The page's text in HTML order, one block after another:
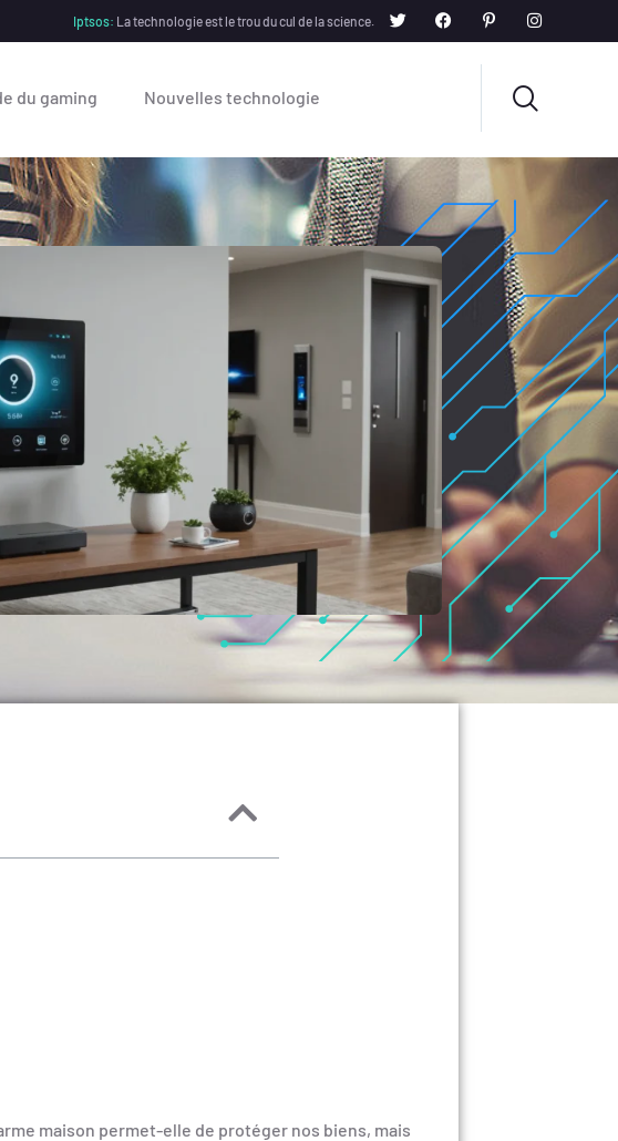
Iptsos: La technologie est le trou du cul de la science.
du gaming Nouvelles technologie
maison permet-elle de protéger nos biens, mais